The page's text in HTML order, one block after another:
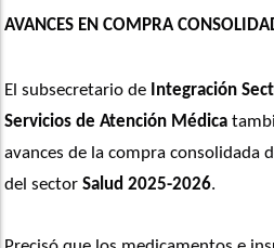
AVANCES EN COMPRA
El subsecretario de Integración
Servicios de Atención Médica
avances de la compra consolidada
del sector Salud 2025-2026.